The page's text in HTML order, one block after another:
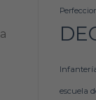
escuela